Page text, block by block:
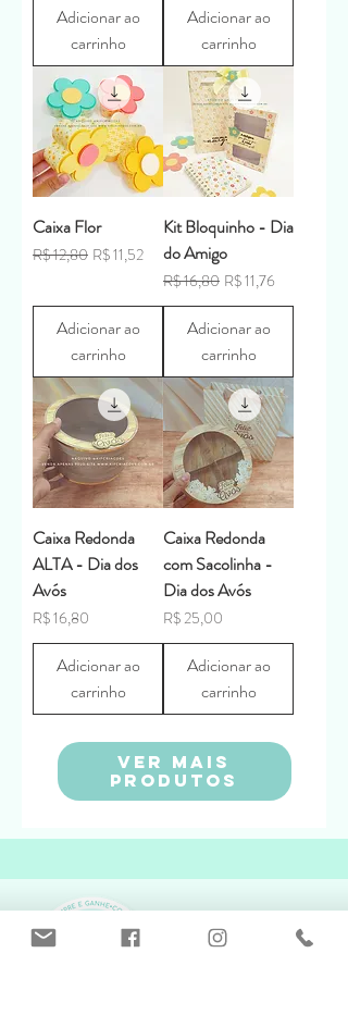
Adicionar ao
carrinho
Adicionar ao
carrinho
Caixa Flor
Preço normal
R$ 12,80 Preço promocional
R$ 11,52
Adicionar ao
carrinho
Kit Bloquinho - Dia
do Amigo
Preço normal
R$ 16,80 Preço promocional
R$ 11,76
Adicionar ao
carrinho
Caixa Redonda
ALTA - Dia dos
Avós
Preço
R$ 16,80
Adicionar ao
carrinho
Caixa Redonda
com Sacolinha -
Dia dos Avós
Preço
R$ 25,00
Adicionar ao
carrinho
VER MAIS
PRODUTOS